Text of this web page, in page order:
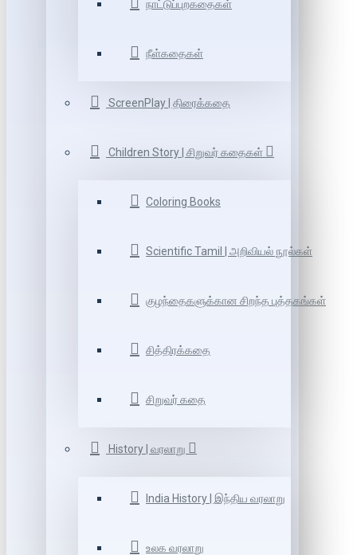
நாட்டுப்புறகதைகள்
நீள்கதைகள்
ScreenPlay | திரைக்கதை
Children Story | சிறுவர் கதைகள்
Coloring Books
Scientific Tamil | அறிவியல் நூல்கள்
குழந்தைகளுக்கான சிறந்த புத்தகங்கள்
சித்திரக்கதை
சிறுவர் கதை
History | வரலாறு
India History | இந்திய வரலாறு
உலக வரலாறு